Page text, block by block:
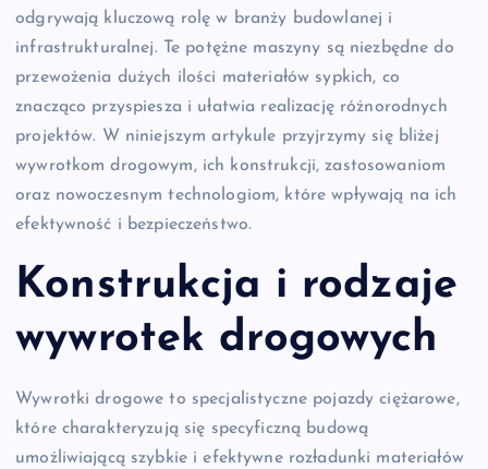
odgrywają kluczową rolę w branży budowlanej i
infrastrukturalnej. Te potężne maszyny są niezbędne do
przewożenia dużych ilości materiałów sypkich, co
znacząco przyspiesza i ułatwia realizację różnorodnych
projektów. W niniejszym artykule przyjrzymy się bliżej
wywrotkom drogowym, ich konstrukcji, zastosowaniom
oraz nowoczesnym technologiom, które wpływają na ich
efektywność i bezpieczeństwo.
Konstrukcja i rodzaje
wywrotek drogowych
Wywrotki drogowe to specjalistyczne pojazdy ciężarowe,
które charakteryzują się specyficzną budową
umożliwiającą szybkie i efektywne rozładunki materiałów